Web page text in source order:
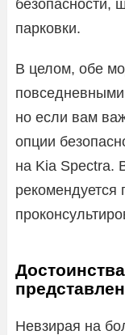
безопасности,
парковки.
В целом, обе
но если вам
опции
на Kia Spectra.
рекомендуется
Невзирая на